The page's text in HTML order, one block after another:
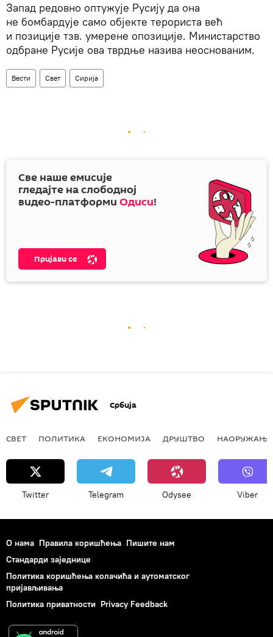
Запад редовно оптужује Русију да она
не бомбардује само објекте терориста већ
и позиције тзв. умерене опозиције. Министарство
одбране Русије ова тврдње назива неоснованим.
Вести Свет Сирија
Све наше емисије
гледајте на слободној
видео-платформи Одиси!
Пријави се
Србија
СВЕТ ПОЛИТИКА ЕКОНОМИЈА ДРУШТВО НАОРУЖАЊЕ
Twitter Telegram Odysee Viber
О нама Правила коришћења Пишите нам
Стандарди заједнице
Политика коришћења колачића и аутоматског
пријављивања
Политика приватности Privacy Feedback